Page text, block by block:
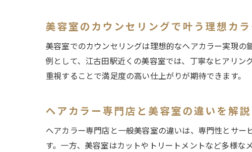
美容室のカウンセリングで叶う理想カラ
美容室でのカウンセリングは理想的なヘアカラー実現
例として、江古田駅近くの美容室では、丁寧なヒアリン
重視することで満足度の高い仕上がりが期待できます。
ヘアカラー専門店と美容室の違いを解説
ヘアカラー専門店と一般美容室の違いは、専門性とサ
す。一方、美容室はカットやトリートメントなど多様